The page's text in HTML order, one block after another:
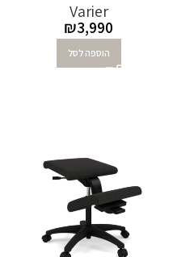
Varier
₪3,990
הוספה לסל